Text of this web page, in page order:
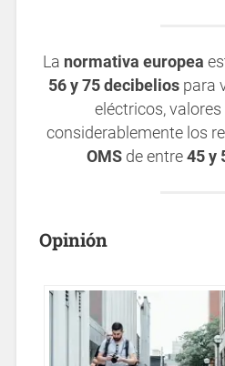
La normativa europea
56 y 75 decibelios para
eléctricos,
considerablemente los
OMS de entre 45 y
Opinión